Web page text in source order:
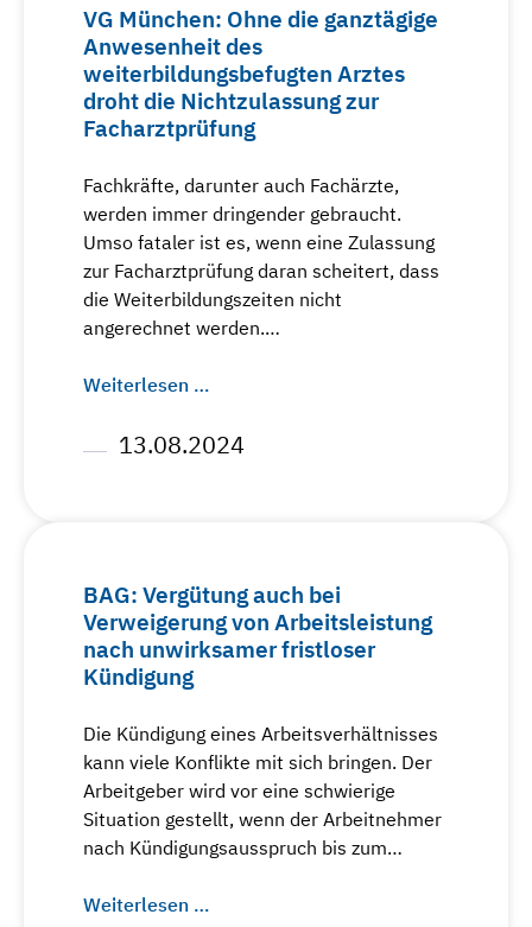
VG München: Ohne die ganztägige
Anwesenheit des
weiterbildungsbefugten Arztes
droht die Nichtzulassung zur
Facharztprüfung
Fachkräfte, darunter auch Fachärzte,
werden immer dringender gebraucht.
Umso fataler ist es, wenn eine Zulassung
zur Facharztprüfung daran scheitert, dass
die Weiterbildungszeiten nicht
angerechnet werden.…
Weiterlesen …
13.08.2024
BAG: Vergütung auch bei
Verweigerung von Arbeitsleistung
nach unwirksamer fristloser
Kündigung
Die Kündigung eines Arbeitsverhältnisses
kann viele Konflikte mit sich bringen. Der
Arbeitgeber wird vor eine schwierige
Situation gestellt, wenn der Arbeitnehmer
nach Kündigungsausspruch bis zum…
Weiterlesen …